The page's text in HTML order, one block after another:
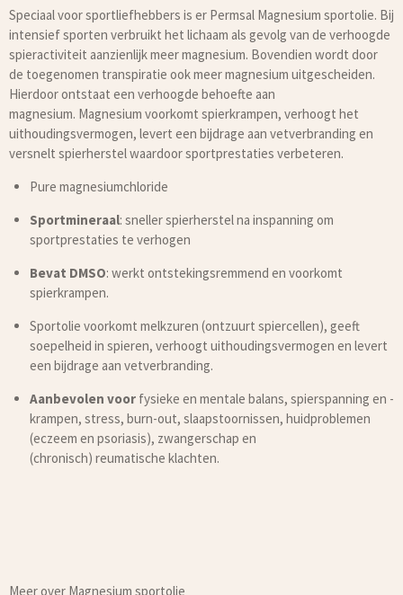
Speciaal voor sportliefhebbers is er Permsal Magnesium sportolie. Bij
intensief sporten verbruikt het lichaam als gevolg van de verhoogde
spieractiviteit aanzienlijk meer magnesium. Bovendien wordt door
de toegenomen transpiratie ook meer magnesium uitgescheiden.
Hierdoor ontstaat een verhoogde behoefte aan
magnesium. Magnesium voorkomt spierkrampen, verhoogt het
uithoudingsvermogen, levert een bijdrage aan vetverbranding en
versnelt spierherstel waardoor sportprestaties verbeteren.
Pure magnesiumchloride
Sportmineraal: sneller spierherstel na inspanning om
sportprestaties te verhogen
Bevat DMSO: werkt ontstekingsremmend en voorkomt
spierkrampen.
Sportolie voorkomt melkzuren (ontzuurt spiercellen), geeft
soepelheid in spieren, verhoogt uithoudingsvermogen en levert
een bijdrage aan vetverbranding.
Aanbevolen voor fysieke en mentale balans, spierspanning en -
krampen, stress, burn-out, slaapstoornissen, huidproblemen
(eczeem en psoriasis), zwangerschap en
(chronisch) reumatische klachten.
Meer over Magnesium sportolie